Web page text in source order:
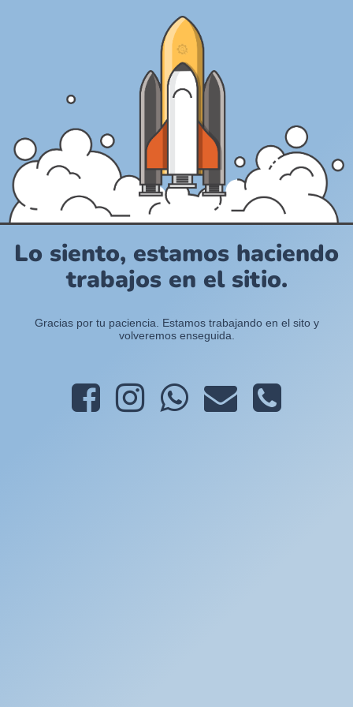
Lo siento, estamos haciendo
trabajos en el sitio.
Gracias por tu paciencia. Estamos trabajando en el sito y
volveremos enseguida.